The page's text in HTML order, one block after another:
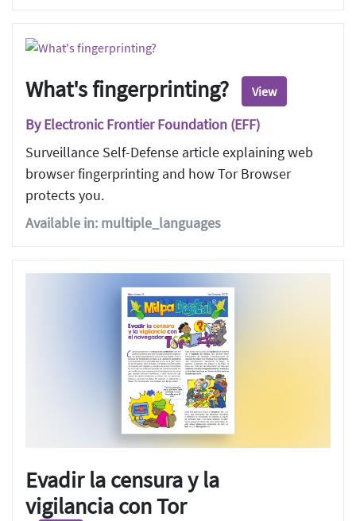
What's fingerprinting? View
By Electronic Frontier Foundation (EFF)
Surveillance Self-Defense article explaining web
browser fingerprinting and how Tor Browser
protects you.
Available in: multiple_languages
Evadir la censura y la
vigilancia con Tor